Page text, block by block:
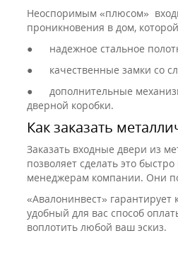
Неоспоримым «плюсом»
проникновения в дом,
●
надежное стальное
●
качественные замки со
●
дополнительные
дверной коробки.
Как заказать
Заказать входные двери из
позволяет сделать это
менеджерам компании. Они
«Авалонинвест»
удобный для вас способ
воплотить любой ваш эскиз.